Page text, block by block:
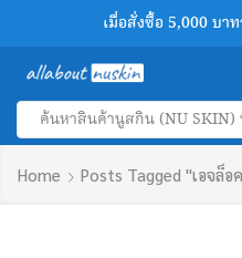
สินค้านูสกินข
เมื่อสั่งซื้อ 5,000 บา
เพิ่มเพื่อนทางไลน์
Home Posts Tagged "เอจล็อ